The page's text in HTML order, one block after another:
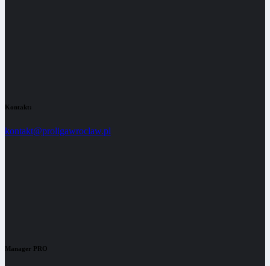
Kontakt:
kontakt@proligawroclaw.pl
Manager PRO